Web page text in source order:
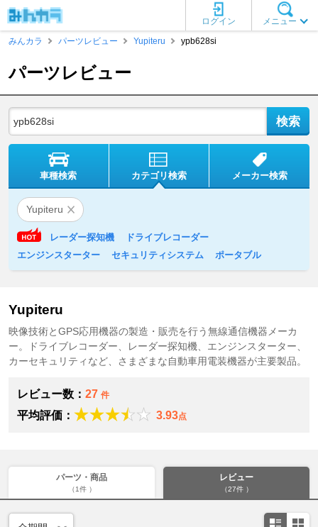
メニュー
ログイン
みんカラ
パーツレビュー Yupiteru ypb628si
パーツレビュー
車種検索 カテゴリ検索 メーカー検索
Yupiteru
レーダー探知機
ドライブレコーダー
エンジンスターター
セキュリティシステム ポータブル
Yupiteru
映像技術とGPS応用機器の製造・販売を行う無線通信機器メーカ
ー。ドライブレコーダー、レーダー探知機、エンジンスターター、
カーセキュリティなど、さまざまな自動車用電装機器が主要製品。
レビュー数： 27 件
平均評価： 3.93点
パーツ・商品
（1件 ）
レビュー
（27件 ）